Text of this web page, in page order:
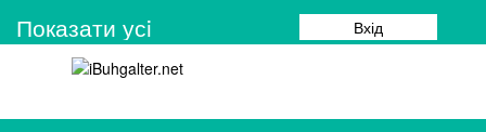
Показати усi Вхід